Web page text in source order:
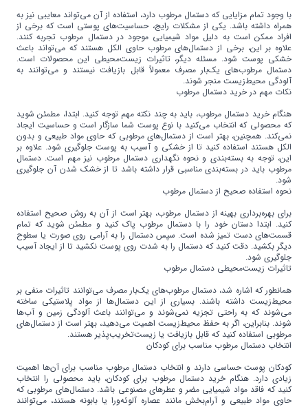
با وجود تمام مزایایی که دستمال مرطوب دارد، استفاده از آن می‌تواند معایبی نیز به
همراه داشته باشد. یکی از مشکلات رایج، حساسیت‌های پوستی است که برخی از
افراد ممکن است به دلیل مواد شیمیایی موجود در دستمال مرطوب تجربه کنند.
علاوه بر این، برخی از دستمال‌های مرطوب حاوی الکل هستند که می‌تواند باعث
خشکی پوست شود. مسئله دیگر، تاثیرات زیست‌محیطی این محصولات است.
دستمال مرطوب‌های یک‌بار مصرف معمولاً قابل بازیافت نیستند و می‌توانند به
آلودگی محیط‌زیست منجر شوند.
نکات مهم در خرید دستمال مرطوب
هنگام خرید دستمال مرطوب، باید به چند نکته مهم توجه کنید. ابتدا، مطمئن شوید
که محصولی که انتخاب می‌کنید با نوع پوست شما سازگار است و حساسیت ایجاد
نمی‌کند. همچنین، بهتر است از دستمال‌های مرطوبی که حاوی مواد طبیعی و بدون
الکل هستند استفاده کنید تا از خشکی و آسیب به پوست جلوگیری شود. علاوه بر
این، توجه به بسته‌بندی و نحوه نگهداری دستمال مرطوب نیز مهم است. دستمال
مرطوب باید در بسته‌بندی مناسبی قرار داشته باشد تا از خشک شدن آن جلوگیری
شود.
نحوه استفاده صحیح از دستمال مرطوب
برای بهره‌برداری بهینه از دستمال مرطوب، بهتر است از آن به روش صحیح استفاده
کنید. ابتدا دستان خود را با دستمال مرطوب پاک کنید و مطمئن شوید که تمام
قسمت‌های دست تمیز شده است. سپس دستمال را به آرامی روی صورت یا سطوح
دیگر بکشید. دقت کنید که دستمال را به شدت روی پوست نکشید تا از ایجاد آسیب
جلوگیری شود.
تاثیرات زیست‌محیطی دستمال مرطوب
همانطور که اشاره شد، دستمال مرطوب‌های یک‌بار مصرف می‌توانند تاثیرات منفی بر
محیط‌زیست داشته باشند. بسیاری از این دستمال‌ها از مواد پلاستیکی ساخته
می‌شوند که به راحتی تجزیه نمی‌شوند و می‌توانند باعث آلودگی زمین و آب‌ها
شوند. بنابراین، اگر به حفظ محیط‌زیست اهمیت می‌دهید، بهتر است از دستمال‌های
مرطوبی استفاده کنید که قابل بازیافت یا زیست‌تخریب‌پذیر هستند.
انتخاب دستمال مرطوب مناسب برای کودکان
کودکان پوست حساسی دارند و انتخاب دستمال مرطوب مناسب برای آن‌ها اهمیت
زیادی دارد. هنگام خرید دستمال مرطوب برای کودکان، باید محصولی را انتخاب
کنید که فاقد مواد شیمیایی مضر و عطرهای مصنوعی باشد. دستمال‌های مرطوبی که
حاوی مواد طبیعی و آرام‌بخش مانند عصاره آلوئه‌ورا یا بابونه هستند، می‌توانند